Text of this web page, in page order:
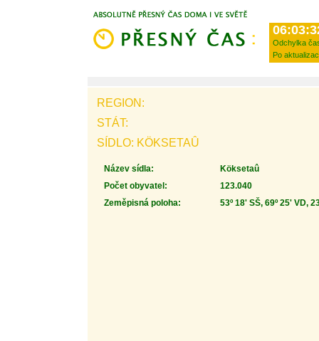
Odchylka
Po
REGION:
STÁT:
SÍDLO: KÖKSETAÛ
Název sídla:
Köksetaû
Počet obyvatel:
123.040
Zeměpisná poloha:
53º 18' SŠ, 69º 25' VD,